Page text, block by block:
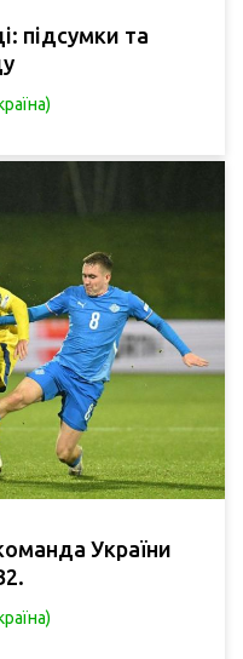
підсумки та
України